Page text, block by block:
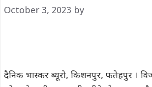
October 3, 2023 by
दैनिक भास्कर ब्यूरो, किशनपुर, फतेहपुर ।